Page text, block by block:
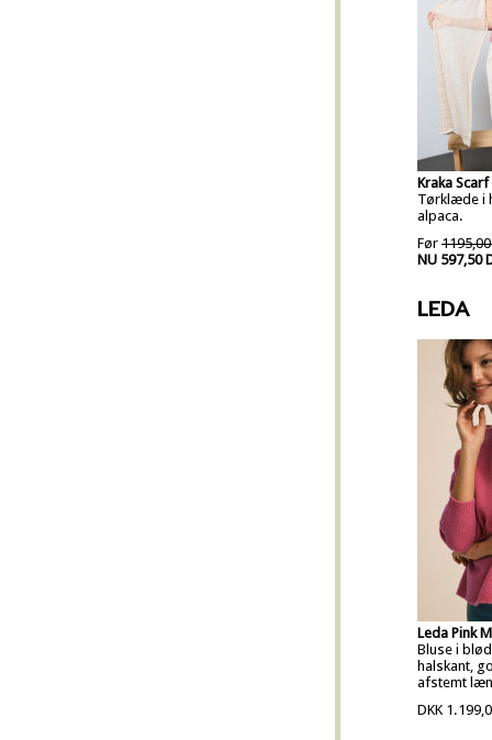
Kraka
Tørklæde i
alpaca.
Før 1195,00
NU 597,50
LEDA
Leda Pink
Bluse i
halskant,
afstemt
DKK